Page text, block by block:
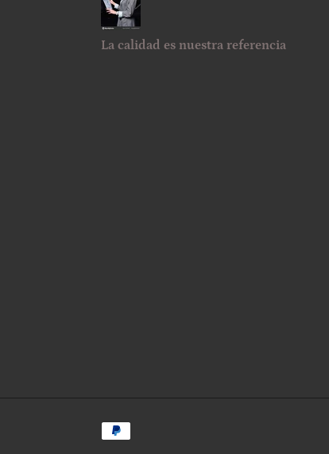
La calidad es nuestra referencia
Métodos